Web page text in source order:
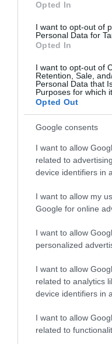
Opted In
I want to opt-out of
Personal Data for
Opted In
I want to opt-out of
Retention, Sale,
Personal Data that
Purposes for which
Opted Out
Google consents
I want to allow
related to
device identifiers in
I want to allow my
Google for online
I want to allow
personalized
I want to allow
related to analytics
device identifiers in
I want to allow
related to
intelligencia
kognitív képességek,
helyettesíteni. Melyek is